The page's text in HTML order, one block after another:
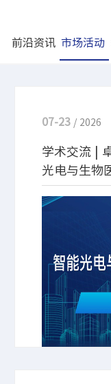
前沿资讯 市场活动
07-23 / 2026
学术交流 |
光电与生物
在生物医疗
2026年7月24-
大召开。卓立
告。期待与您